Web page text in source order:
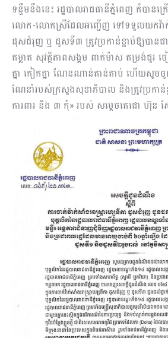
ទន្ទឹមនឹងនេះ រដ្ឋបាលរាជធានីភ្នំពេញ ក៏បាន
លោក-លោកស្រីដែលអញ្ជើញ ទៅទទួលយកវ៉ាក់
ដុសជំរុញ ឬ ដូសទី៣ ត្រូវប្រកាន់ខ្ជាប់ឱ្យបានជា
គម្លាត សុវត្ថិភាពសង្គម ពាក់ម៉ាស តម្រង់ជួរ
គ្នា កៀកគ្នា ណែនណាន់តាន់តាប់ ហើយសូមចូ
ណែនាំរបស់ក្រសួងសុខាភិបាល និងត្រូវប្រកាន់ខ្
ការពារ និង ៣ កុំ» របស់ សម្តេចតេជោ ហ៊ុន